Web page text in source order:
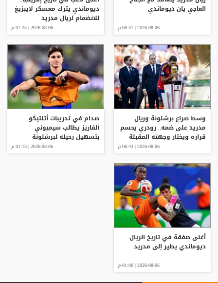
العاجي يان ديوماندي
2026-08-06 | 08:37 م
ديوماندي يترك معسكر لايبزيغ
للانضمام لريال مدريد
2026-08-06 | 07:25 م
وسط صراع برشلونة وريال
مدريد على ضمه.. رودري يحسم
قراره ويختار وجهته المقبلة
2026-08-06 | 06:43 م
صدام في تدريبات أتلتيكو..
ألفاريز يطالب سيميوني
بتسهيل رحيله لبرشلونة
2026-08-06 | 01:13 م
أغلى صفقة في تاريخ الريال..
ديوماندي يطير إلى مدريد
2026-08-06 | 01:00 م